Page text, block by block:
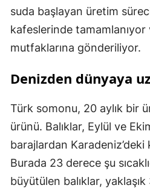
suda başlayan üretim
kafeslerinde tamamlanıyor
mutfaklarına gönderiliyor.
Denizden dünyaya
Türk somonu, 20 aylık bir
ürünü. Balıklar, Eylül ve
barajlardan Karadeniz’deki
Burada 23 derece şu
büyütülen balıklar,